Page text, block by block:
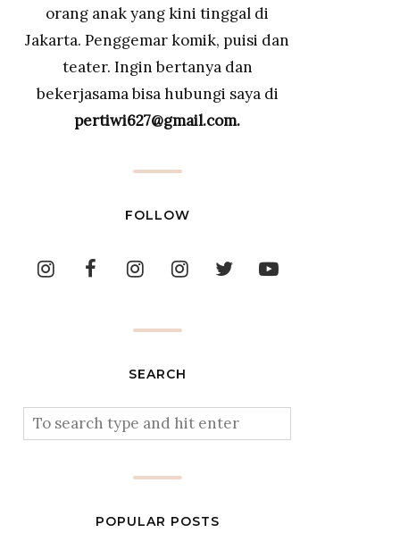
orang anak yang kini tinggal di
Jakarta. Penggemar komik, puisi dan
teater. Ingin bertanya dan
bekerjasama bisa hubungi saya di
pertiwi627@gmail.com.
FOLLOW
SEARCH
POPULAR POSTS